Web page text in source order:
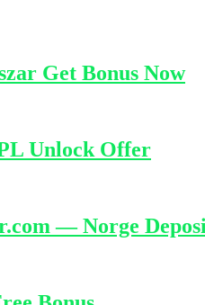
Get Bonus Now
Unlock Offer
— Norge